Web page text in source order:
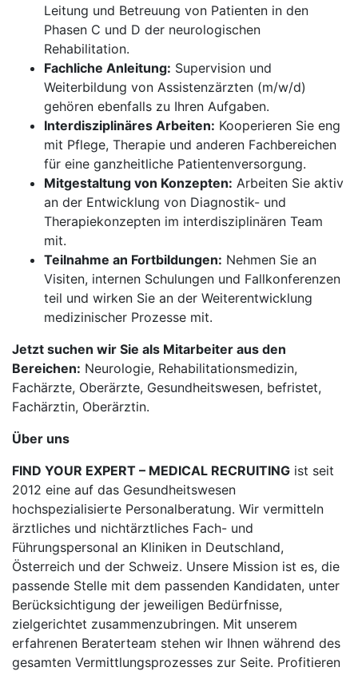
Leitung und Betreuung von Patienten in den
Phasen C und D der neurologischen
Rehabilitation.
Fachliche Anleitung: Supervision und
Weiterbildung von Assistenzärzten (m/w/d)
gehören ebenfalls zu Ihren Aufgaben.
Interdisziplinäres Arbeiten: Kooperieren Sie eng
mit Pflege, Therapie und anderen Fachbereichen
für eine ganzheitliche Patientenversorgung.
Mitgestaltung von Konzepten: Arbeiten Sie aktiv
an der Entwicklung von Diagnostik- und
Therapiekonzepten im interdisziplinären Team
mit.
Teilnahme an Fortbildungen: Nehmen Sie an
Visiten, internen Schulungen und Fallkonferenzen
teil und wirken Sie an der Weiterentwicklung
medizinischer Prozesse mit.
Jetzt suchen wir Sie als Mitarbeiter aus den
Bereichen: Neurologie, Rehabilitationsmedizin,
Fachärzte, Oberärzte, Gesundheitswesen, befristet,
Fachärztin, Oberärztin.
Über uns
FIND YOUR EXPERT – MEDICAL RECRUITING ist seit
2012 eine auf das Gesundheitswesen
hochspezialisierte Personalberatung. Wir vermitteln
ärztliches und nichtärztliches Fach- und
Führungspersonal an Kliniken in Deutschland,
Österreich und der Schweiz. Unsere Mission ist es, die
passende Stelle mit dem passenden Kandidaten, unter
Berücksichtigung der jeweiligen Bedürfnisse,
zielgerichtet zusammenzubringen. Mit unserem
erfahrenen Beraterteam stehen wir Ihnen während des
gesamten Vermittlungsprozesses zur Seite. Profitieren